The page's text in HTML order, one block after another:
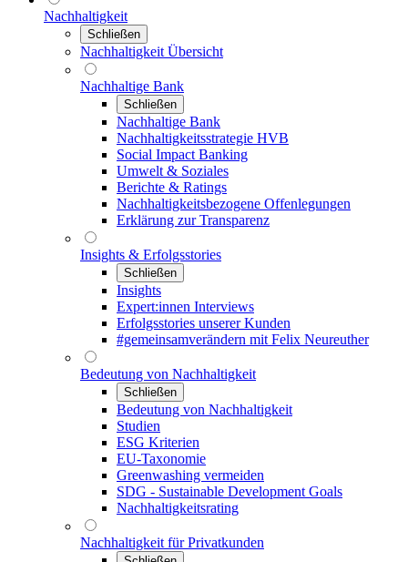
Nachhaltigkeit
Schließen
Nachhaltigkeit Übersicht
Nachhaltige Bank
Schließen
Nachhaltige Bank
Nachhaltigkeitsstrategie HVB
Social Impact Banking
Umwelt & Soziales
Berichte & Ratings
Nachhaltigkeitsbezogene Offenlegungen
Erklärung zur Transparenz
Insights & Erfolgsstories
Schließen
Insights
Expert:innen Interviews
Erfolgsstories unserer Kunden
#gemeinsamverändern mit Felix Neureuther
Bedeutung von Nachhaltigkeit
Schließen
Bedeutung von Nachhaltigkeit
Studien
ESG Kriterien
EU-Taxonomie
Greenwashing vermeiden
SDG - Sustainable Development Goals
Nachhaltigkeitsrating
Nachhaltigkeit für Privatkunden